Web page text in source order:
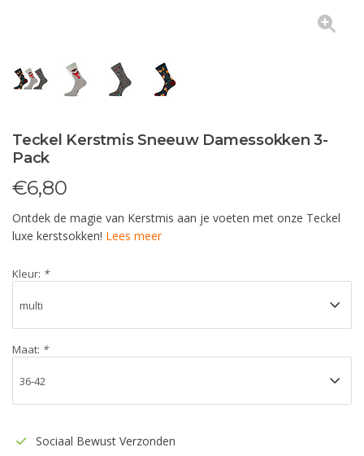
Teckel Kerstmis Sneeuw Damessokken 3-
Pack
€6,80
Ontdek de magie van Kerstmis aan je voeten met onze Teckel
luxe kerstsokken! Lees meer
Kleur: *
Maat: *
Sociaal Bewust Verzonden